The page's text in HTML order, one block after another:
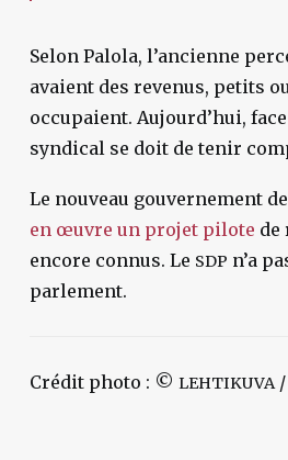
Selon Palola, l’ancienne
avaient des revenus, petits
occupaient. Aujourd’hui,
syndical se doit de tenir
Le nouveau gouvernement
en œuvre un projet pilote de
encore connus. Le SDP n’a
parlement.
Crédit photo : © LEHTIKUVA/